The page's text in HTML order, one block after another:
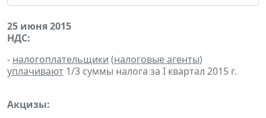
25 июня 2015
НДС:
- налогоплательщики (налоговые агенты)
уплачивают 1/3 суммы налога за I квартал 2015 г.
Акцизы: